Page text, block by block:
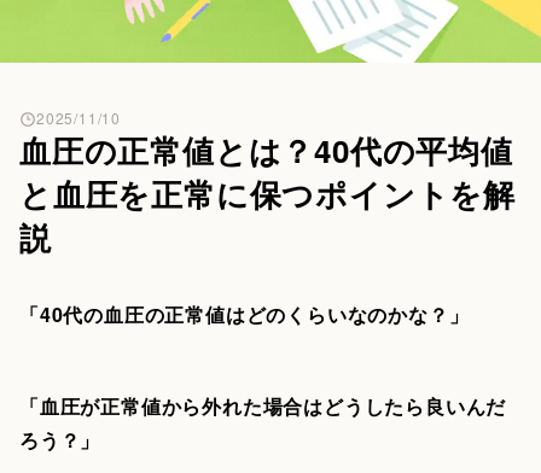
血圧の正常値とは？40代の平均値
と血圧を正常に保つポイントを解
説
2025/11/10
「40代の血圧の正常値はどのくらいなのかな？」
「血圧が正常値から外れた場合はどうしたら良いんだ
ろう？」